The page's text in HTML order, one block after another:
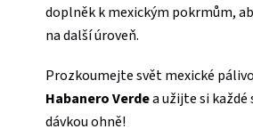
doplněk k mexickým pokrmům,
na další úroveň.
Prozkoumejte svět mexické
Habanero Verdea užijte si každé
dávkou ohně!